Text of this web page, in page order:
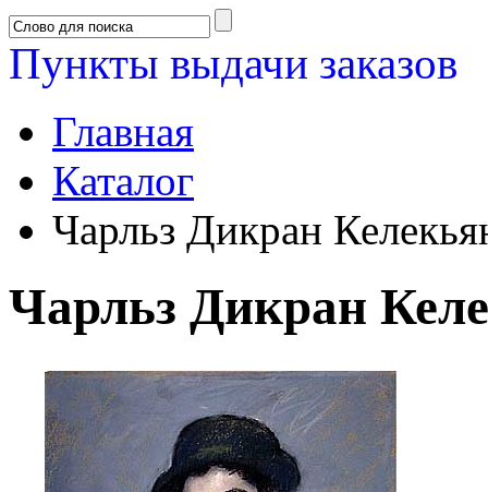
Пункты выдачи заказов
Главная
Каталог
Чарльз Дикран
Чарльз Дикран